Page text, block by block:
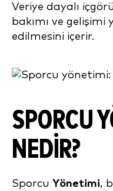
Veriye dayalı
bakımı ve
edilmesini içerir.
SPORCU
NEDIR?
Sporcu Yönetimi,